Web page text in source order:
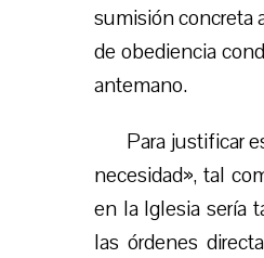
sumisión concreta
de obediencia
antemano.
Para justificar
necesidad», tal
en la Iglesia sería
las órdenes